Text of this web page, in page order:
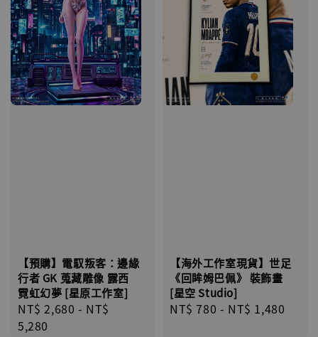
【預購】電馭叛客：邊緣
行者 GK 蒐藏雕像 露西
霓虹幻夢 [星原工作室]
Regular
price
NT$ 2,680 - NT$
5,280
【海外工作室現貨】世足
《回眸姆巴佩》 裝飾畫
[星空 Studio]
Regular
NT$ 780 - NT$ 1,480